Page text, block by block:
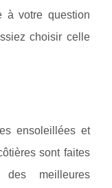
à votre question
choisir celle
ensoleillées et
sont faites
meilleures